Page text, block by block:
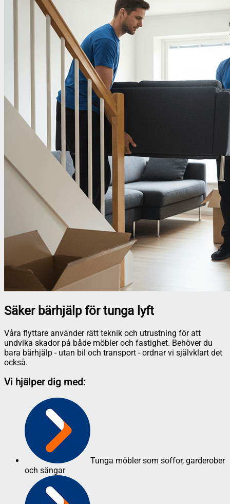
Säker bärhjälp för tunga lyft
Våra flyttare använder rätt teknik och utrustning för att
undvika skador på både möbler och fastighet. Behöver du
bara bärhjälp - utan bil och transport - ordnar vi självklart det
också.
Vi hjälper dig med:
Tunga möbler som soffor, garderober
och sängar